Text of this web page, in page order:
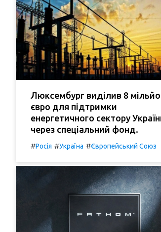
Люксембург виділив 8
євро для підтримки
енергетичного сектору
через спеціальний фонд.
#Росія #Україна #Європейський Союз